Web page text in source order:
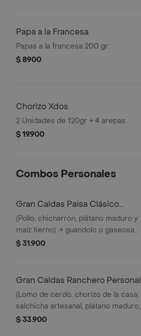
Papa a la Francesa
Papas a la francesa 200 gr.
$ 8900
Chorizo Xdos
2 Unidades de 120gr + 4 arepas.
$ 19.900
Combos Personales
Gran Caldas Paisa Clásico
Personal
(Pollo, chicharrón, plátano maduro y
maíz tierno) .+ guandolo o gaseosa
(250 ml). personal (750 gr).
$ 31.900
Gran Caldas Ranchero Personal
(Lomo de cerdo, chorizo de la casa,
salchicha artesanal, plátano maduro,
chicharrón y maíz tierno). + guandolo
$ 33.900